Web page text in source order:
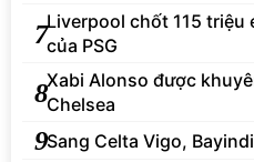
7Liverpool chốt 115 triệu
của PSG
8Xabi Alonso được
Chelsea
9Sang Celta Vigo,